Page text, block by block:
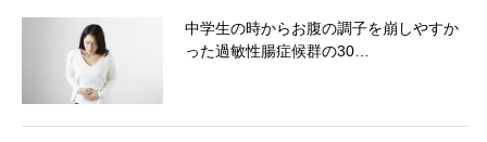
中学生の時からお腹の調子を崩しやすか
った過敏性腸症候群の30…